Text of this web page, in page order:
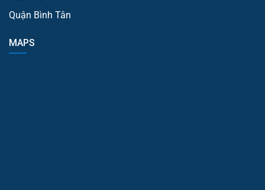
Quận Bình Tân
MAPS